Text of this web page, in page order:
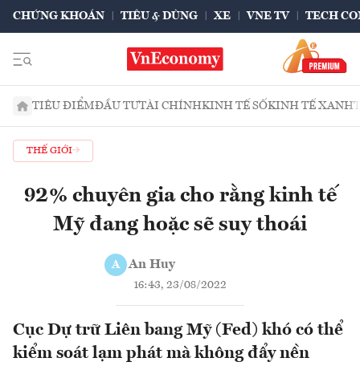
CHỨNG KHOÁN TIÊU & DÙNG XE VNE TV TECH
TIÊU ĐIỂMĐẦU TƯTÀI CHÍNHKINH TẾ SỐKINH TẾ XANH
THẾ GIỚI
92% chuyên gia cho rằng kinh tế
Mỹ đang hoặc sẽ suy thoái
A An Huy
16:43, 23/08/2022
Cục Dự trữ Liên bang Mỹ (Fed) khó có thể
kiểm soát lạm phát mà không đẩy nền